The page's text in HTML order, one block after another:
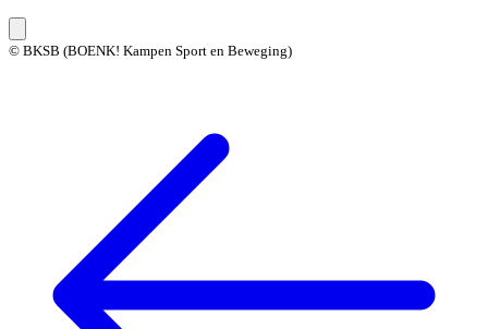
© BKSB (BOENK! Kampen Sport en Beweging)